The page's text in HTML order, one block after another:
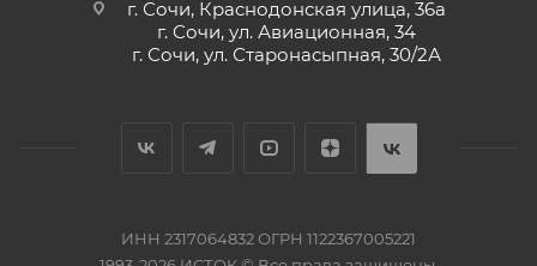
г. Сочи, Краснодонская улица, 36а
г. Сочи, ул. Авиационная, 34
г. Сочи, ул. Старонасыпная, 30/2А
ИНН 2317064832 ОГРН 1122367005221